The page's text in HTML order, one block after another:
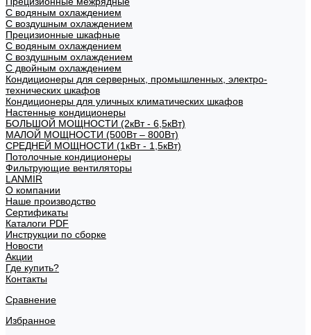
С водяным охлаждением
С воздушным охлаждением
Прецизионные шкафные
С водяным охлаждением
С воздушным охлаждением
С двойным охлаждением
Кондиционеры для серверных, промышленных, электро-
технических шкафов
Кондиционеры для уличных климатических шкафов
Настенные кондиционеры
БОЛЬШОЙ МОЩНОСТИ (2кВт - 6,5кВт)
МАЛОЙ МОЩНОСТИ (500Вт – 800Вт)
СРЕДНЕЙ МОЩНОСТИ (1кВт - 1,5кВт)
Потолочные кондиционеры
Фильтрующие вентиляторы
LANMIR
О компании
Наше производство
Сертификаты
Каталоги PDF
Инструкции по сборке
Новости
Акции
Где купить?
Контакты
Сравнение
Избранное